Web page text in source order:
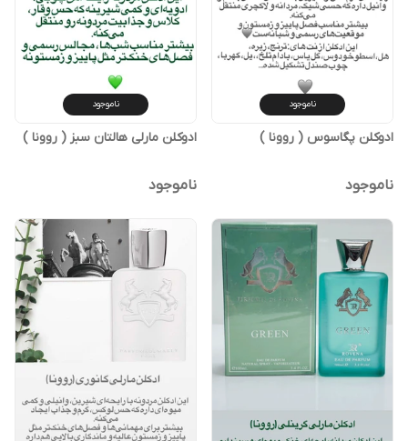
ناموجود
ادوکلن پگاسوس ( روونا )
ناموجود
ناموجود
ادوکلن مارلی هالتان سبز ( روونا )
ناموجود